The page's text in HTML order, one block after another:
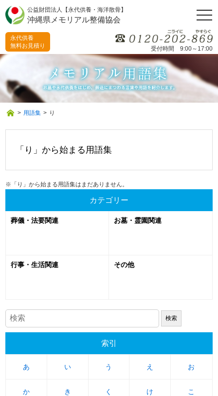
公益財団法人【永代供養・海洋散骨】
沖縄県メモリアル整備協会
受付時間 9:00～17:00
永代供養
無料お見積り
> 用語集 > り
「り」から始まる用語集
※「り」から始まる用語集はまだありません。
カテゴリー
葬儀・法要関連 お墓・霊園関連
行事・生活関連 その他
索引
あ
あ い
い う
う え
え お
お
か
か き
き く
く け
け こ
こ